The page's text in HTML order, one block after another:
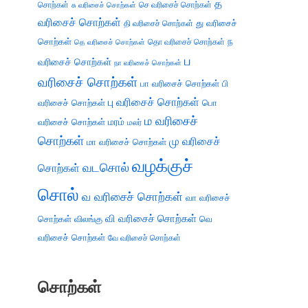
சொற்கள் சு வரிசைச் சொற்கள் செ வரிசைச் சொற்கள் த
வரிசைச் சொற்கள் தி வரிசைச் சொற்கள் து வரிசைச்
சொற்கள் தெ வரிசைச் சொற்கள் தொ வரிசைச் சொற்கள் ந
வரிசைச் சொற்கள் நா வரிசைச் சொற்கள் ப
வரிசைச் சொற்கள் பா வரிசைச் சொற்கள் பி
வரிசைச் சொற்கள் பு வரிசைச் சொற்கள் பொ
வரிசைச் சொற்கள் மரம் மலர் ம வரிசைச்
சொற்கள் மா வரிசைச் சொற்கள் மு வரிசைச்
சொற்கள் வடசொல் வழக்குச்
சொல் வ வரிசைச் சொற்கள் வா வரிசைச்
சொற்கள் விலங்கு வி வரிசைச் சொற்கள் வெ
வரிசைச் சொற்கள் வே வரிசைச் சொற்கள்
சொற்கள்